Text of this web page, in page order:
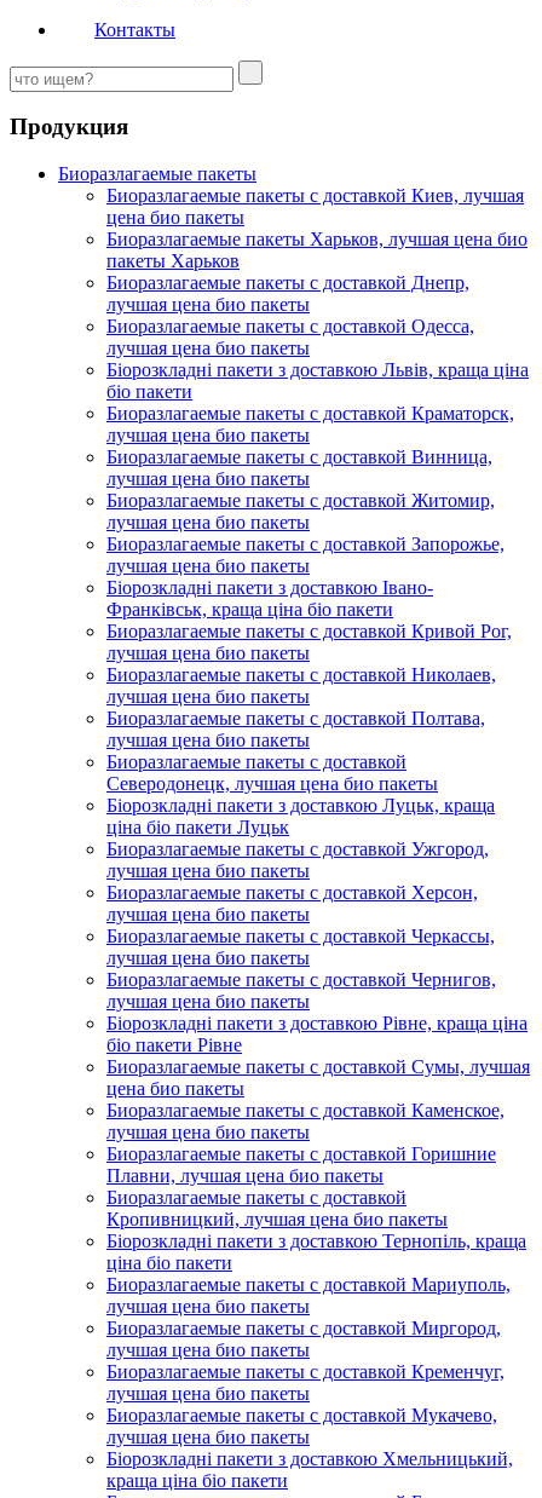
Контакты
Продукция
Биоразлагаемые пакеты
Биоразлагаемые пакеты с доставкой Киев, лучшая
цена био пакеты
Биоразлагаемые пакеты Харьков, лучшая цена био
пакеты Харьков
Биоразлагаемые пакеты с доставкой Днепр,
лучшая цена био пакеты
Биоразлагаемые пакеты с доставкой Одесса,
лучшая цена био пакеты
Біорозкладні пакети з доставкою Львів, краща ціна
біо пакети
Биоразлагаемые пакеты с доставкой Краматорск,
лучшая цена био пакеты
Биоразлагаемые пакеты с доставкой Винница,
лучшая цена био пакеты
Биоразлагаемые пакеты с доставкой Житомир,
лучшая цена био пакеты
Биоразлагаемые пакеты с доставкой Запорожье,
лучшая цена био пакеты
Біорозкладні пакети з доставкою Івано-
Франківськ, краща ціна біо пакети
Биоразлагаемые пакеты с доставкой Кривой Рог,
лучшая цена био пакеты
Биоразлагаемые пакеты с доставкой Николаев,
лучшая цена био пакеты
Биоразлагаемые пакеты с доставкой Полтава,
лучшая цена био пакеты
Биоразлагаемые пакеты с доставкой
Северодонецк, лучшая цена био пакеты
Біорозкладні пакети з доставкою Луцьк, краща
ціна біо пакети Луцьк
Биоразлагаемые пакеты с доставкой Ужгород,
лучшая цена био пакеты
Биоразлагаемые пакеты с доставкой Херсон,
лучшая цена био пакеты
Биоразлагаемые пакеты с доставкой Черкассы,
лучшая цена био пакеты
Биоразлагаемые пакеты с доставкой Чернигов,
лучшая цена био пакеты
Біорозкладні пакети з доставкою Рівне, краща ціна
біо пакети Рівне
Биоразлагаемые пакеты с доставкой Сумы, лучшая
цена био пакеты
Биоразлагаемые пакеты с доставкой Каменское,
лучшая цена био пакеты
Биоразлагаемые пакеты с доставкой Горишние
Плавни, лучшая цена био пакеты
Биоразлагаемые пакеты с доставкой
Кропивницкий, лучшая цена био пакеты
Біорозкладні пакети з доставкою Тернопіль, краща
ціна біо пакети
Биоразлагаемые пакеты с доставкой Мариуполь,
лучшая цена био пакеты
Биоразлагаемые пакеты с доставкой Миргород,
лучшая цена био пакеты
Биоразлагаемые пакеты с доставкой Кременчуг,
лучшая цена био пакеты
Биоразлагаемые пакеты с доставкой Мукачево,
лучшая цена био пакеты
Біорозкладні пакети з доставкою Хмельницький,
краща ціна біо пакети